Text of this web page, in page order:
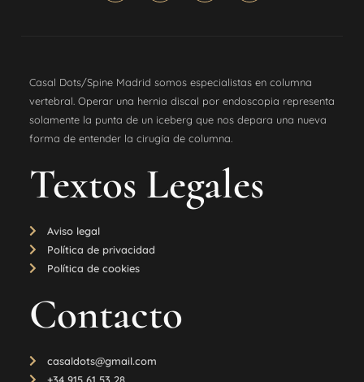
Casal Dots/Spine Madrid somos especialistas en columna
vertebral. Operar una hernia discal por endoscopia representa
solamente la punta de un iceberg que nos depara una nueva
forma de entender la cirugía de columna.
Textos Legales
Aviso legal
Política de privacidad
Política de cookies
Contacto
casaldots@gmail.com
+34 915 61 53 28